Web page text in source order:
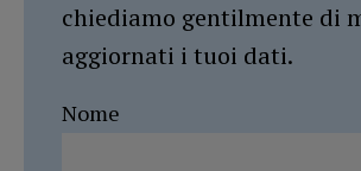
chiediamo gentilmente di
aggiornati i tuoi dati.
Nome